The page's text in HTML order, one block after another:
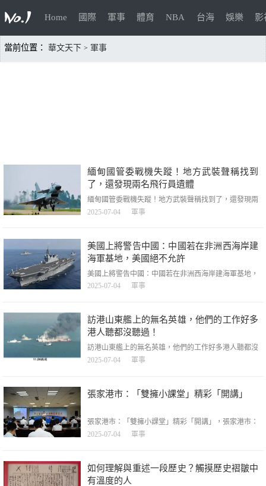
Home 國際 軍事 體育 NBA 台海 娛樂 影
當前位置： 華文天下 > 軍事
緬甸國管委戰機失蹤！地方武裝聲稱找到
了，還發現兩名飛行員遺體
緬甸國管委戰機失蹤！地方武裝聲稱找到了，還發現兩
名飛行員遺體，緬甸國管委戰機失蹤！地方武裝聲稱找
發現在克耶邦（克倫尼邦）帕桑鎮附近墜毀，已發現飛
機殘骸及兩名飛行員的遺體。一位武器專家表示，墜毀
的戰機是
2025-07-04 軍事
美國上將警告中國：中國若在非洲西海岸建
海軍基地，美國絕不允許
美國上將警告中國：中國若在非洲西海岸建海軍基地，
美國絕不允許，美國上將警告中國：中國若在非洲西海
對非累計投資突破470億美元，全球海上能源運輸量中
有近18%經過非洲西海岸。大西洋沿岸，正在成為新
2025-07-04 軍事
訪港山東艦上的無名英雄，他們的工作好多
港人聽都沒聽過！
訪港山東艦上的無名英雄，他們的工作好多港人聽都沒
聽過！，訪港山東艦上的無名英雄，他們的工作好多港
被它龐大的鋼鐵身軀所吸引。走進艙室，航母官兵們鮮
2025-07-04 軍事
張家港市：「雙擁小課堂」精彩「開講」
張家港市：「雙擁小課堂」精彩「開講」，張家港市：
「雙擁小課堂」精彩「開講」，7月1日下午，張家港市
願者結合圖文、視訊等資料，生動講述中國國防事業的
發展歷程、現代化國防建設成就等知
2025-07-04 軍事
如何理解與重述一段歷史？觸摸歷史褶皺中
有溫度的人